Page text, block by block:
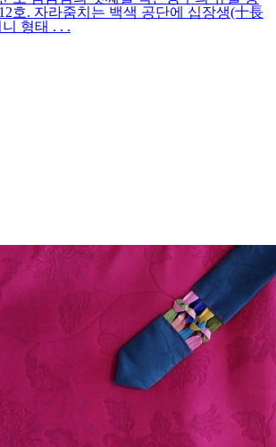
조 임금님의 셋째딸 덕온공주의 유물 중
호. 자라줌치는 백색 공단에 십장생(十長
형태 . . .